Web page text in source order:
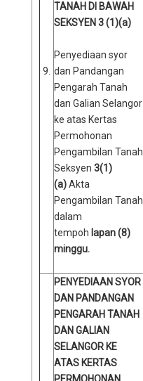
9.
TANAH DI BAWAH
SEKSYEN 3 (1)(a)
Penyediaan syor
dan Pandangan
Pengarah Tanah
dan Galian Selangor
ke atas Kertas
Permohonan
Pengambilan Tanah
Seksyen 3(1)
(a)Akta
Pengambilan Tanah
dalam
tempoh lapan (8)
minggu.
PENYEDIAAN SYOR
DAN PANDANGAN
PENGARAH TANAH
DAN GALIAN
SELANGOR KE
ATAS KERTAS